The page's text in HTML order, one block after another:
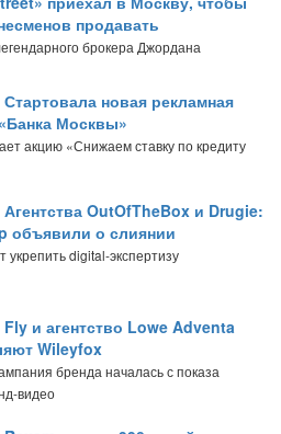
продавать
брокера Джордана
Стартовала новая рекламная
Москвы»
акцию «Снижаем ставку по кредиту
Агентства OutOfTheBox и Drugie:
объявили о слиянии
укрепить digital-экспертизу
Fly и агентство Lowe Adventa
Wileyfox
бренда началась с показа
видео